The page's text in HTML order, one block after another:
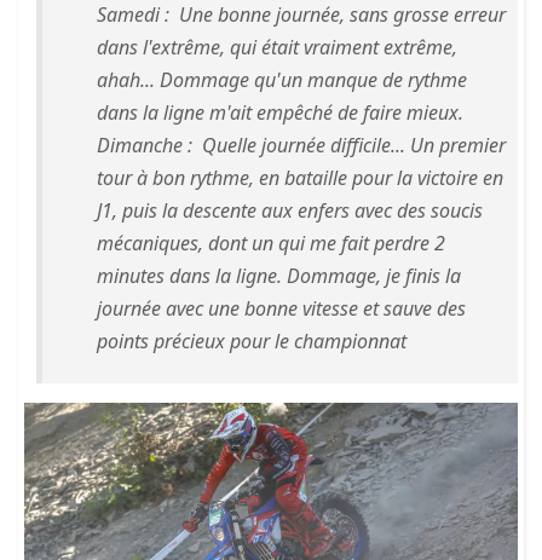
Samedi : Une bonne journée, sans grosse erreur
dans l'extrême, qui était vraiment extrême,
ahah... Dommage qu'un manque de rythme
dans la ligne m'ait empêché de faire mieux.
Dimanche : Quelle journée difficile... Un premier
tour à bon rythme, en bataille pour la victoire en
J1, puis la descente aux enfers avec des soucis
mécaniques, dont un qui me fait perdre 2
minutes dans la ligne. Dommage, je finis la
journée avec une bonne vitesse et sauve des
points précieux pour le championnat